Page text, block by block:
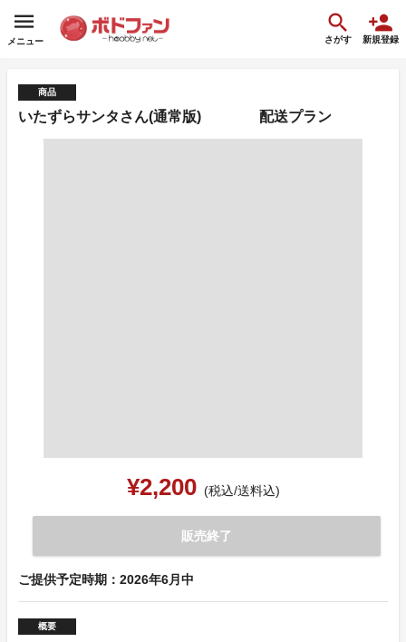
メニュー さがす 新規登録
商品
いたずらサンタさん(通常版) 配送プラン
¥2,200 (税込/送料込)
販売終了
ご提供予定時期：2026年6月中
概要